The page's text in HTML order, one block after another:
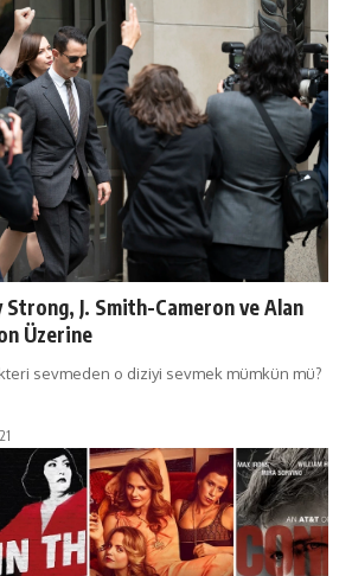
J. Smith-Cameron ve Alan
Üzerine
sevmeden o diziyi sevmek mümkün mü?